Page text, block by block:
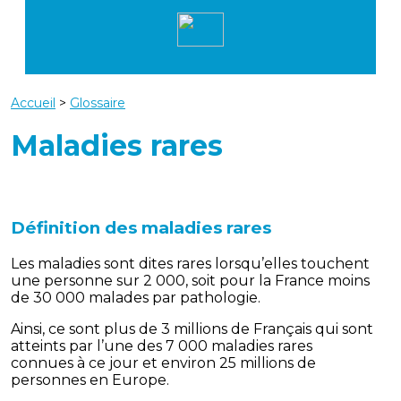
Accueil > Glossaire
Maladies rares
Définition des maladies rares
Les maladies sont dites rares lorsqu’elles touchent
une personne sur 2 000, soit pour la France moins
de 30 000 malades par pathologie.
Ainsi, ce sont plus de 3 millions de Français qui sont
atteints par l’une des 7 000 maladies rares
connues à ce jour et environ 25 millions de
personnes en Europe.